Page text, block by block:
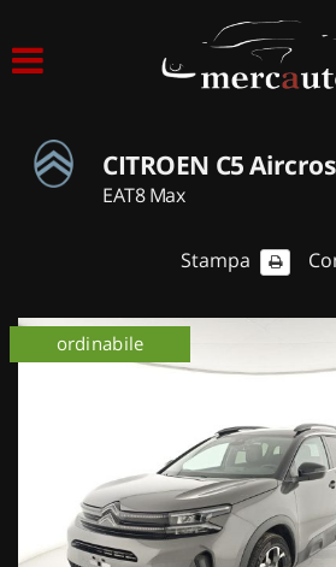
ACQUISTIAMO USATO
NOLEGGIO AUTO
NOLEGGIO BREVE TERMINE
CONTATTI
CITROEN C5
EAT8 Max
Stampa
ordinabile